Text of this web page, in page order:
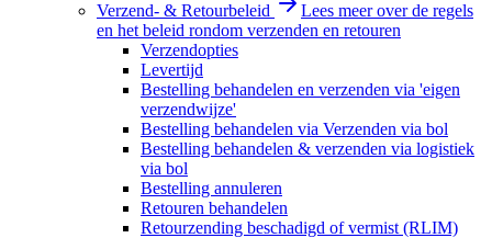
Verzend- & Retourbeleid
Lees meer over de regels
en het beleid rondom verzenden en retouren
Verzendopties
Levertijd
Bestelling behandelen en verzenden via 'eigen
verzendwijze'
Bestelling behandelen via Verzenden via bol
Bestelling behandelen & verzenden via logistiek
via bol
Bestelling annuleren
Retouren behandelen
Retourzending beschadigd of vermist (RLIM)